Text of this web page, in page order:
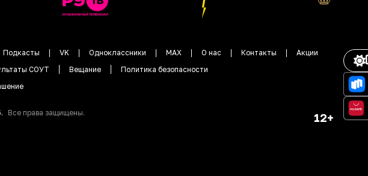
Подкасты VK Одноклассники MAX О нас Контакты
Акции
СОУТ Вещание
Политика безопасности
. Все права защищены. 12+